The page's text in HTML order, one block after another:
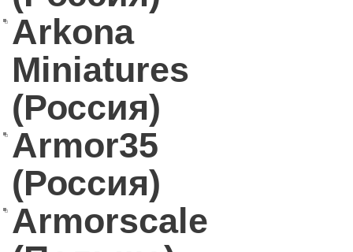
Arkona
Miniatures
(Россия)
Armor35
(Россия)
Armorscale